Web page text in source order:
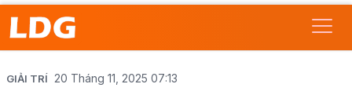
GIẢI TRÍ 20 Tháng 11, 2025 07:13